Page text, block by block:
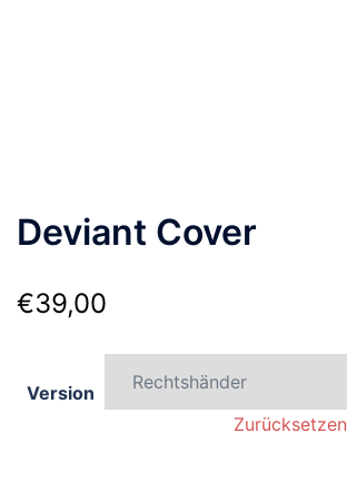
Deviant Cover
€39,00
Version
Zurücksetzen